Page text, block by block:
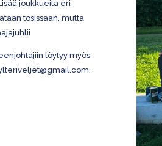
joukkueita eri
tosissaan, mutta
löytyy myös